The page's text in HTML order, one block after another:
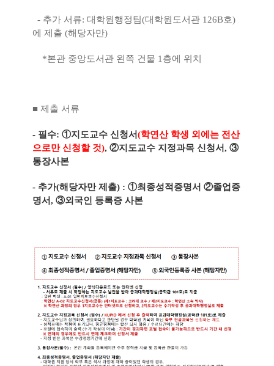
- 추가 서류: 대학원행정팀(대학원도서관 126B호)
에 제출 (해당자만)
*본관 중앙도서관 왼쪽 건물 1층에 위치
■ 제출 서류
- 필수: ①지도교수 신청서(학연산 학생 외에는 전산
으로만 신청할 것), ②지도교수 지정과목 신청서, ③
통장사본
- 추가(해당자만 제출) : ①최종성적증명서 ②졸업증
명서, ③외국인 등록증 사본